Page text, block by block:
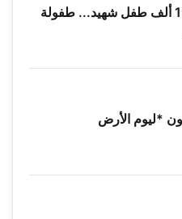
في يوم الطفل الفلسطيني: 19 ألف طفل شهيد... طفولة
*ليوم الأرض